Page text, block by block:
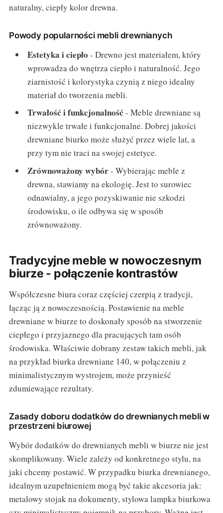
naturalny, ciepły kolor drewna.
Powody popularności mebli drewnianych
Estetyka i ciepło - Drewno jest materiałem, który
wprowadza do wnętrza ciepło i naturalność. Jego
ziarnistość i kolorystyka czynią z niego idealny
materiał do tworzenia mebli.
Trwałość i funkcjonalność - Meble drewniane są
niezwykle trwałe i funkcjonalne. Dobrej jakości
drewniane biurko może służyć przez wiele lat, a
przy tym nie traci na swojej estetyce.
Zrównoważony wybór- Wybierając meble z
drewna, stawiamy na ekologię. Jest to surowiec
odnawialny, a jego pozyskiwanie nie szkodzi
środowisku, o ile odbywa się w sposób
zrównoważony.
Tradycyjne meble w nowoczesnym
biurze - połączenie kontrastów
Współczesne biura coraz częściej czerpią z tradycji,
łącząc ją z nowoczesnością. Postawienie na meble
drewniane w biurze to doskonały sposób na stworzenie
ciepłego i przyjaznego dla pracujących tam osób
środowiska. Właściwie dobrany zestaw takich mebli, jak
na przykład biurka drewniane 140, w połączeniu z
minimalistycznym wystrojem, może przynieść
zdumiewające rezultaty.
Zasady doboru dodatków do drewnianych mebli w
przestrzeni biurowej
Wybór dodatków do drewnianych mebli w biurze nie jest
skomplikowany. Wiele zależy od konkretnego stylu, na
jaki chcemy postawić. W przypadku biurka drewnianego,
idealnym uzupełnieniem mogą być takie akcesoria jak:
metalowy stojak na dokumenty, stylowa lampka biurkowa